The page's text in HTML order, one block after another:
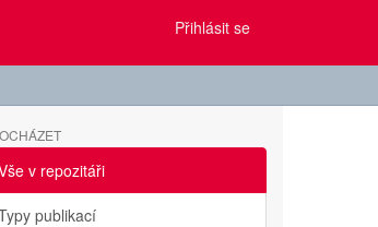
Přihlásit se
v repozitáři
publikací